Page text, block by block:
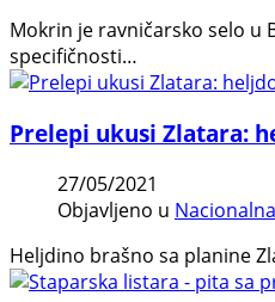
Mokrin je ravničarsko selo u
specifičnosti…
Prelepi ukusi Zlatara:
27/05/2021
Objavljeno u
Heljdino brašno sa planine